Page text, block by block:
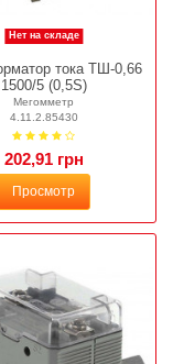
Нет на складе
тока ТШ-0,66
1500/5 (0,5S)
Мегомметр
4.11.2.85430
202,91 грн
Просмотр